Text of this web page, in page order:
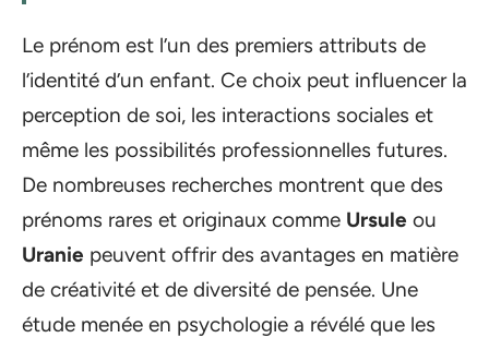
Le prénom est l’un des premiers attributs de
l’identité d’un enfant. Ce choix peut influencer la
perception de soi, les interactions sociales et
même les possibilités professionnelles futures.
De nombreuses recherches montrent que des
prénoms rares et originaux comme Ursule ou
Uranie peuvent offrir des avantages en matière
de créativité et de diversité de pensée. Une
étude menée en psychologie a révélé que les